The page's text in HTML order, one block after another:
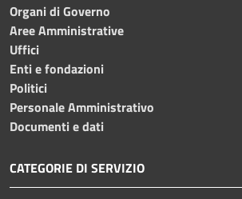
Organi di Governo
Aree Amministrative
Uffici
Enti e fondazioni
Politici
Personale Amministrativo
Documenti e dati
CATEGORIE DI SERVIZIO